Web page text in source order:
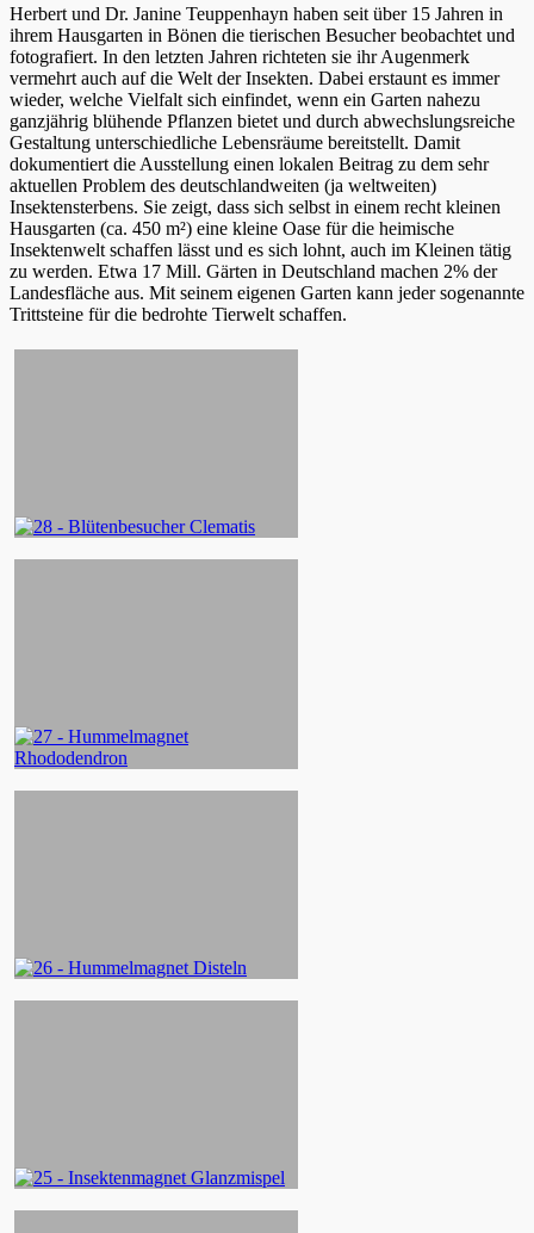
Herbert und Dr. Janine Teuppenhayn haben seit über 15 Jahren in
ihrem Hausgarten in Bönen die tierischen Besucher beobachtet und
fotografiert. In den letzten Jahren richteten sie ihr Augenmerk
vermehrt auch auf die Welt der Insekten. Dabei erstaunt es immer
wieder, welche Vielfalt sich einfindet, wenn ein Garten nahezu
ganzjährig blühende Pflanzen bietet und durch abwechslungsreiche
Gestaltung unterschiedliche Lebensräume bereitstellt. Damit
dokumentiert die Ausstellung einen lokalen Beitrag zu dem sehr
aktuellen Problem des deutschlandweiten (ja weltweiten)
Insektensterbens. Sie zeigt, dass sich selbst in einem recht kleinen
Hausgarten (ca. 450 m²) eine kleine Oase für die heimische
Insektenwelt schaffen lässt und es sich lohnt, auch im Kleinen tätig
zu werden. Etwa 17 Mill. Gärten in Deutschland machen 2% der
Landesfläche aus. Mit seinem eigenen Garten kann jeder sogenannte
Trittsteine für die bedrohte Tierwelt schaffen.